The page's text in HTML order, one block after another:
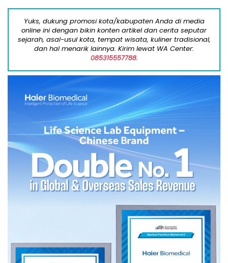
Yuks, dukung promosi kota/kabupaten Anda di media
online ini dengan bikin konten artikel dan cerita seputar
sejarah, asal-usul kota, tempat wisata, kuliner tradisional,
dan hal menarik lainnya. Kirim lewat WA Center:
085315557788.